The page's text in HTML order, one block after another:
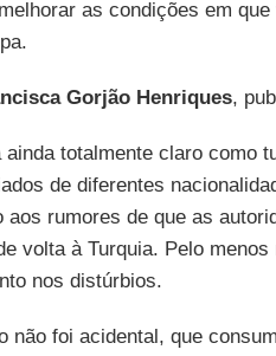
as condições em
Gorjão Henriques,
totalmente claro como
de diferentes
aos rumores de que as
volta à Turquia. Pelo
nos distúrbios.
não foi acidental, que